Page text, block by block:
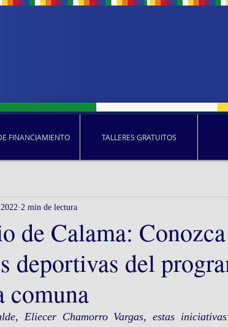
de Calama:
deportivas del
comuna
2 min de lectura
Eliecer Chamorro Vargas, estas
FINANCIAMIENTO TALLERES GRATUITOS